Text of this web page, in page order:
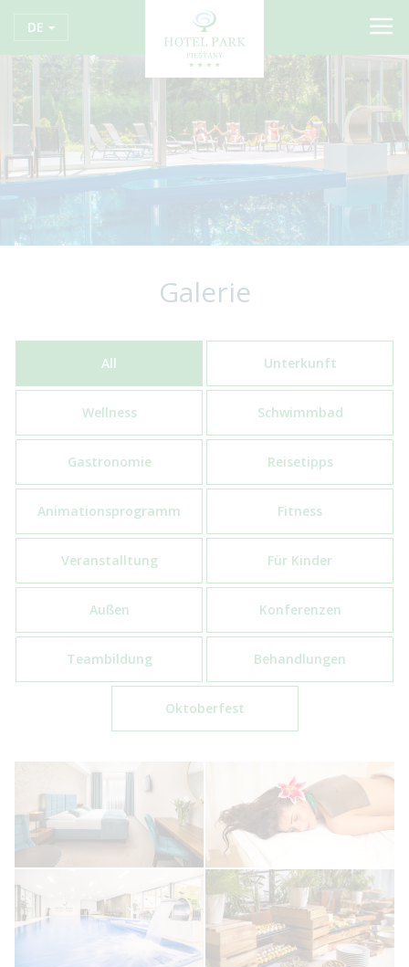
DE
Galerie
All Unterkunft
Wellness Schwimmbad
Gastronomie Reisetipps
Animationsprogramm Fitness
Veranstalltung Für Kinder
Außen Konferenzen
Teambildung Behandlungen
Oktoberfest